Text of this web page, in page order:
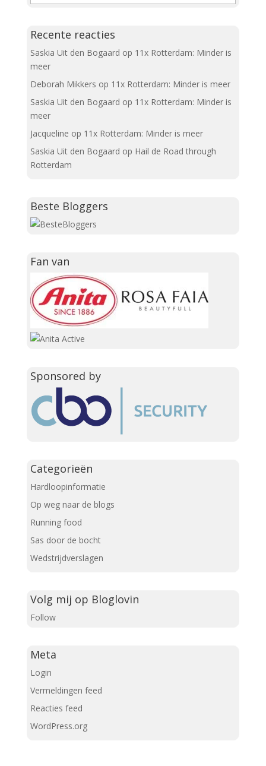
Recente reacties
Saskia Uit den Bogaard op 11x Rotterdam: Minder is
meer
Deborah Mikkers op 11x Rotterdam: Minder is meer
Saskia Uit den Bogaard op 11x Rotterdam: Minder is
meer
Jacqueline op 11x Rotterdam: Minder is meer
Saskia Uit den Bogaard op Hail de Road through
Rotterdam
Beste Bloggers
Fan van
Sponsored by
Categorieën
Hardloopinformatie
Op weg naar de blogs
Running food
Sas door de bocht
Wedstrijdverslagen
Volg mij op Bloglovin
Follow
Meta
Login
Vermeldingen feed
Reacties feed
WordPress.org